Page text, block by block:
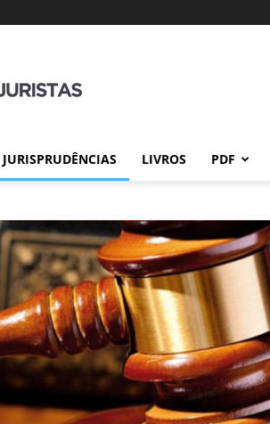
JURISPRUDÊNCIAS LIVROS PDF